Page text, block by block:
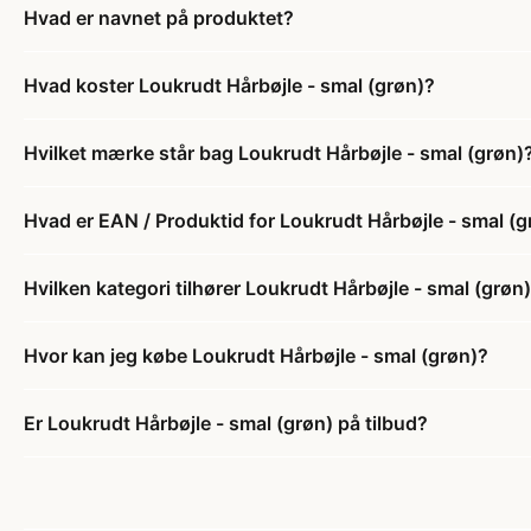
Hvad er navnet på produktet?
Hvad koster Loukrudt Hårbøjle - smal (grøn)?
Hvilket mærke står bag Loukrudt Hårbøjle - smal
Hvad er EAN / Produktid for Loukrudt Hårbøjle - smal
Hvilken kategori tilhører Loukrudt Hårbøjle - smal
Hvor kan jeg købe Loukrudt Hårbøjle - smal (grøn)?
Er Loukrudt Hårbøjle - smal (grøn) på tilbud?